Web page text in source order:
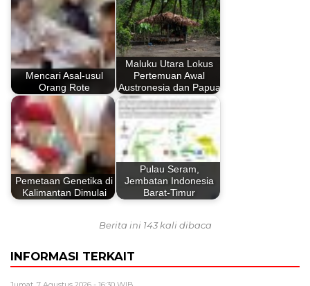
Mencari Asal-usul
Orang Rote
Maluku Utara Lokus
Pertemuan Awal
Austronesia dan Papua
Pemetaan Genetika di
Kalimantan Dimulai
Pulau Seram,
Jembatan Indonesia
Barat-Timur
Berita ini 143 kali dibaca
INFORMASI TERKAIT